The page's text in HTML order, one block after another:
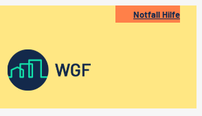
Notfall Hilfe